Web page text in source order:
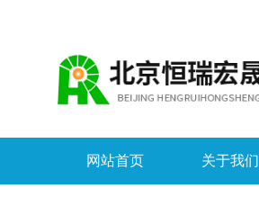
网站首页 关于我们